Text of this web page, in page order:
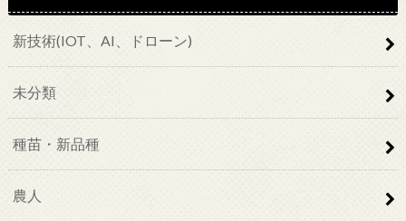
新技術(IOT、AI、ドローン)
未分類
種苗・新品種
農人